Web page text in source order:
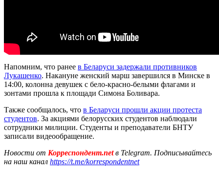
Напомним, что ранее в Беларуси задержали противников
Лукашенко. Накануне женский марш завершился в Минске в
14:00, колонна девушек с бело-красно-белыми флагами и
зонтами прошла к площади Симона Боливара.
Также сообщалось, что в Беларуси прошли акции протеста
студентов. За акциями белорусских студентов наблюдали
сотрудники милиции. Студенты и преподаватели БНТУ
записали видеообращение.
Новости от Корреспондент.netв Telegram. Подписывайтесь
на наш канал https://t.me/korrespondentnet